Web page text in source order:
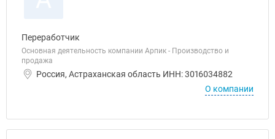
Переработчик
Основная деятельность компании Арпик - Производство и
продажа
Россия, Астраханская область ИНН: 3016034882
О компании